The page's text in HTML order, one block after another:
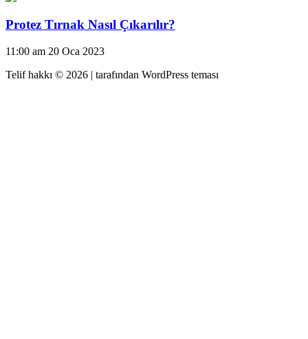
Protez Tırnak Nasıl Çıkarılır?
11:00 am 20 Oca 2023
Telif hakkı © 2026 | tarafından WordPress teması